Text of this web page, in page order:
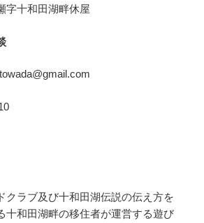
字十和田湖畔休屋
クラブ及び十和田湖伝説の伝え方を
十和田湖畔の移住者が運営する遊び